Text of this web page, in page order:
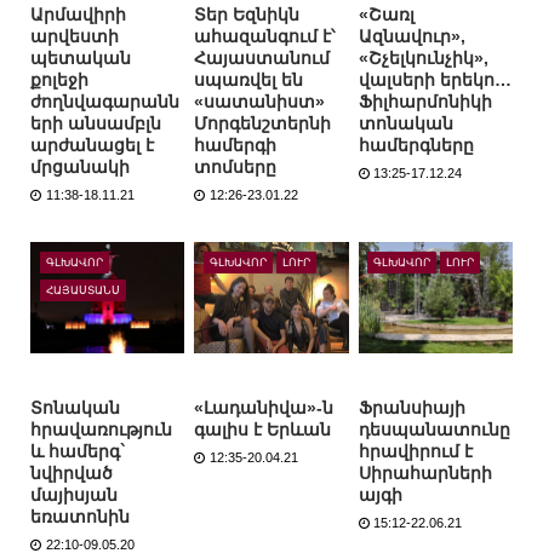
Արմավիրի
արվեստի
պետական
քոլեջի
ժողնվագարանն
երի անսամբլն
արժանացել է
մրցանակի
11:38-18.11.21
Տեր Եզնիկն
ահազանգում է՝
Հայաստանում
սպառվել են
«սատանիստ»
Մորգենշտերնի
համերգի
տոմսերը
12:26-23.01.22
«Շառլ
Ազնավուր»,
«Շչելկունչիկ»,
վալսերի երեկո…
Ֆիլհարմոնիկի
տոնական
համերգները
13:25-17.12.24
ԳԼԽԱՎՈՐ
ՀԱՅԱՍՏԱՆՍ
Տոնական
հրավառություն
և համերգ`
նվիրված
մայիսյան
եռատոնին
22:10-09.05.20
ԳԼԽԱՎՈՐ ԼՈՒՐ
«Լադանիվա»-ն
գալիս է Երևան
12:35-20.04.21
ԳԼԽԱՎՈՐ ԼՈՒՐ
Ֆրանսիայի
դեսպանատունը
հրավիրում է
Սիրահարների
այգի
15:12-22.06.21